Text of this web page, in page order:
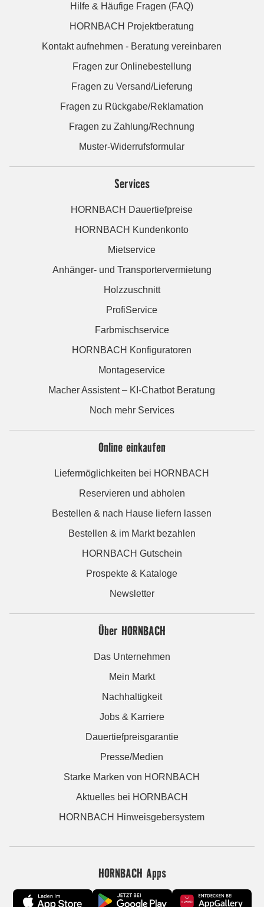
Hilfe & Häufige Fragen (FAQ)
HORNBACH Projektberatung
Kontakt aufnehmen - Beratung vereinbaren
Fragen zur Onlinebestellung
Fragen zu Versand/Lieferung
Fragen zu Rückgabe/Reklamation
Fragen zu Zahlung/Rechnung
Muster-Widerrufsformular
Services
HORNBACH Dauertiefpreise
HORNBACH Kundenkonto
Mietservice
Anhänger- und Transportervermietung
Holzzuschnitt
ProfiService
Farbmischservice
HORNBACH Konfiguratoren
Montageservice
Macher Assistent – KI-Chatbot Beratung
Noch mehr Services
Online einkaufen
Liefermöglichkeiten bei HORNBACH
Reservieren und abholen
Bestellen & nach Hause liefern lassen
Bestellen & im Markt bezahlen
HORNBACH Gutschein
Prospekte & Kataloge
Newsletter
Über HORNBACH
Das Unternehmen
Mein Markt
Nachhaltigkeit
Jobs & Karriere
Dauertiefpreisgarantie
Presse/Medien
Starke Marken von HORNBACH
Aktuelles bei HORNBACH
HORNBACH Hinweisgebersystem
HORNBACH Apps